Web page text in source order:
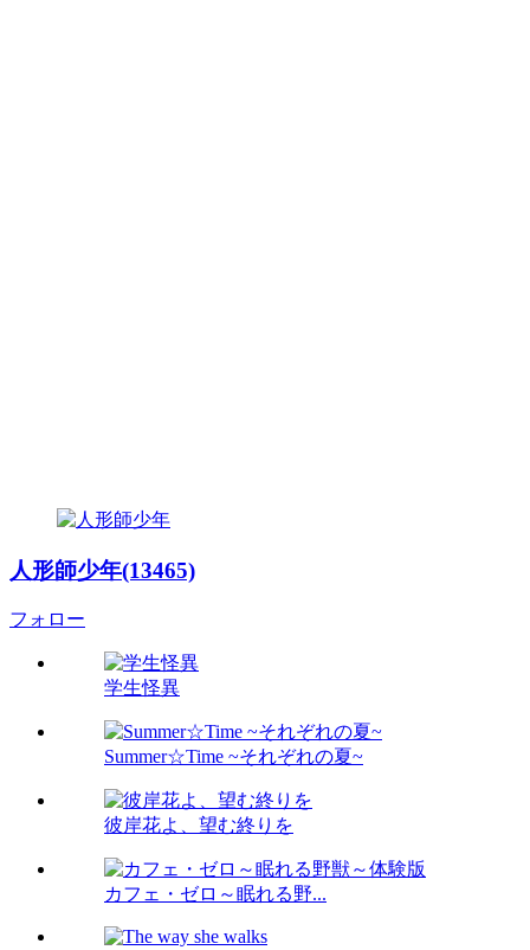
人形師少年(13465)
フォロー
学生怪異
Summer☆Time ~それぞれの夏~
彼岸花よ、望む終りを
カフェ・ゼロ～眠れる野...